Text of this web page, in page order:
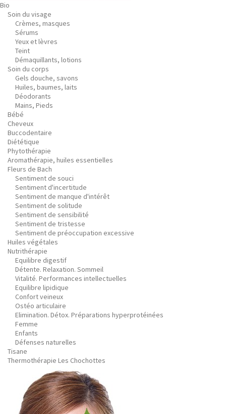
Bio
Soin du visage
Crèmes, masques
Sérums
Yeux et lèvres
Teint
Démaquillants, lotions
Soin du corps
Gels douche, savons
Huiles, baumes, laits
Déodorants
Mains, Pieds
Bébé
Cheveux
Buccodentaire
Diététique
Phytothérapie
Aromathérapie, huiles essentielles
Fleurs de Bach
Sentiment de souci
Sentiment d'incertitude
Sentiment de manque d'intérêt
Sentiment de solitude
Sentiment de sensibilité
Sentiment de tristesse
Sentiment de préoccupation excessive
Huiles végétales
Nutrithérapie
Equilibre digestif
Détente. Relaxation. Sommeil
Vitalité. Performances intellectuelles
Equilibre lipidique
Confort veineux
Ostéo articulaire
Elimination. Détox. Préparations hyperprotéinées
Femme
Enfants
Défenses naturelles
Tisane
Thermothérapie Les Chochottes